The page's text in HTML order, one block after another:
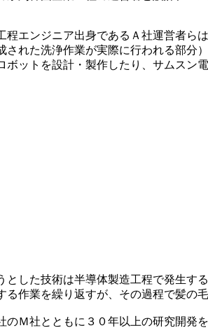
程エンジニア出身であるＡ社運営者ら
された洗浄作業が実際に行われる部分
ボットを設計・製作したり、サムスン
とした技術は半導体製造工程で発生す
る作業を繰り返すが、その過程で髪の
のＭ社とともに３０年以上の研究開発